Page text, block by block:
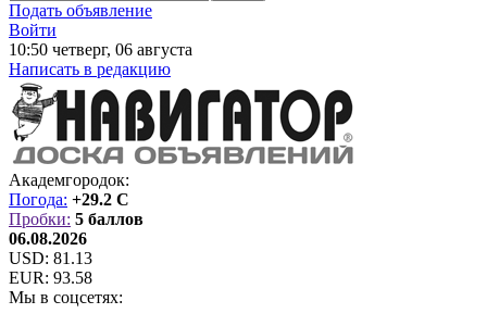
Подать объявление
Войти
10:50 четверг, 06 августа
Написать в редакцию
Академгородок:
Погода: +29.2 C
Пробки: 5 баллов
06.08.2026
USD: 81.13
EUR: 93.58
Мы в соцсетях: